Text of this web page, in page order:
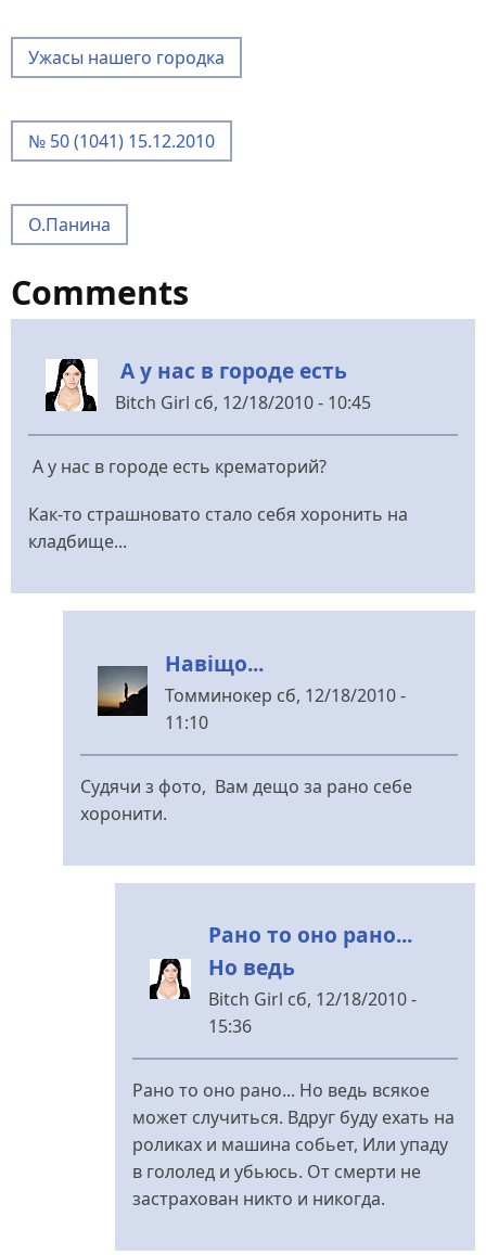
Ужасы нашего городка
№ 50 (1041) 15.12.2010
О.Панина
Comments
А у нас в городе есть
Bitch Girl сб, 12/18/2010 - 10:45
А у нас в городе есть крематорий?
Как-то страшновато стало себя хоронить на
кладбище...
Навіщо...
Томминокер сб, 12/18/2010 -
11:10
У
відповідь
до
нас
городе
есть
від
Судячи з фото, Вам дещо за рано себе
хоронити.
Рано то оно рано...
Но ведь
Bitch Girl сб, 12/18/2010 -
15:36
У
Навіщо...
Томминокер
Рано то оно рано... Но ведь всякое
может случиться. Вдруг буду ехать на
роликах и машина собьет, Или упаду
в гололед и убьюсь. От смерти не
застрахован никто и никогда.